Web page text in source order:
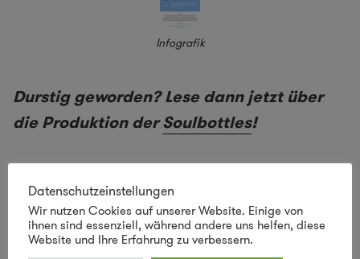
Infografik
Durstig geworden? Lese dann jetzt über
die Produktion derSoulbottles!
Datenschutzeinstellungen
Wir nutzen Cookies auf unserer Website. Einige von
ihnen sind essenziell, während andere uns helfen, diese
Website und Ihre Erfahrung zu verbessern.